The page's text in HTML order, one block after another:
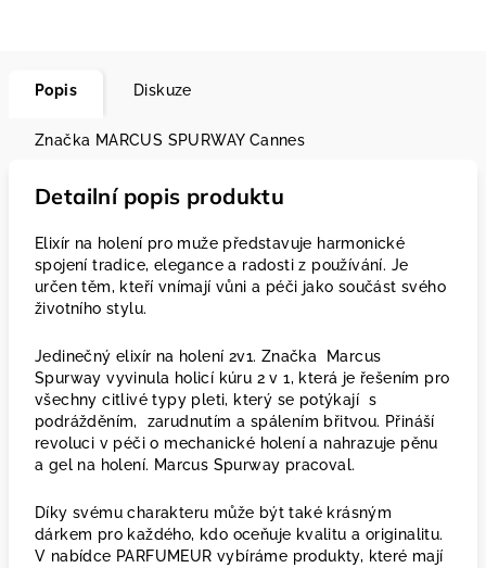
Popis Diskuze
Značka MARCUS SPURWAY Cannes
Detailní popis produktu
Elixír na holení pro muže představuje harmonické
spojení tradice, elegance a radosti z používání. Je
určen těm, kteří vnímají vůni a péči jako součást svého
životního stylu.
Jedinečný elixír na holení 2v1. Značka Marcus
Spurway vyvinula holicí kúru 2 v 1, která je řešením pro
všechny citlivé typy pleti, který se potýkají s
podrážděním, zarudnutím a spálením břitvou. Přináší
revoluci v péči o mechanické holení a nahrazuje pěnu
a gel na holení. Marcus Spurway pracoval.
Díky svému charakteru může být také krásným
dárkem pro každého, kdo oceňuje kvalitu a originalitu.
V nabídce PARFUMEUR vybíráme produkty, které mají